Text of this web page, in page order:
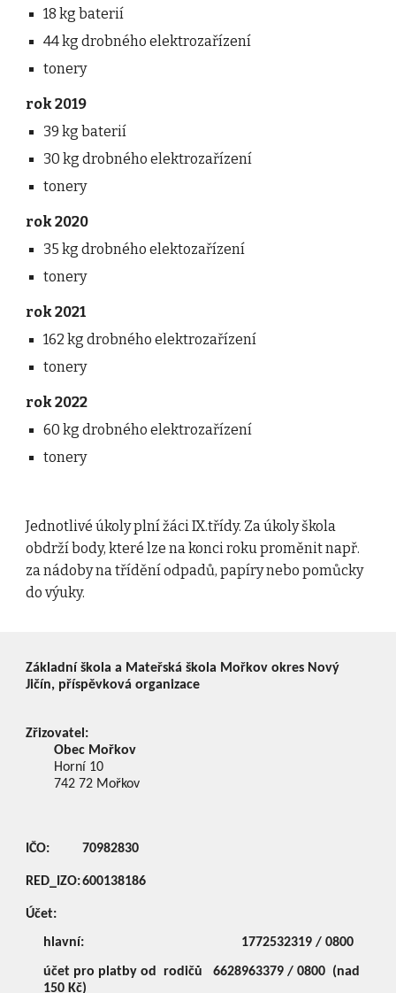
18 kg baterií
44 kg drobného elektrozařízení
tonery
rok 2019
39 kg baterií
30 kg drobného elektrozařízení
tonery
rok 2020
35 kg drobného elektozařízení
tonery
rok 2021
162 kg drobného elektrozařízení
tonery
rok 2022
60 kg drobného elektrozařízení
tonery
Jednotlivé úkoly plní žáci IX.třídy. Za úkoly škola
obdrží body, které lze na konci roku proměnit např.
za nádoby na třídění odpadů, papíry nebo pomůcky
do výuky.
Základní škola a Mateřská škola Mořkov okres Nový
Jičín, příspěvková organizace
Zřizovatel:
Obec Mořkov
Horní 10
742 72 Mořkov
IČO: 70982830
RED_IZO:600138186
Účet:
hlavní: 1772532319 / 0800
účet pro platby od rodičů
6628963379 / 0800 (nad
150 Kč)